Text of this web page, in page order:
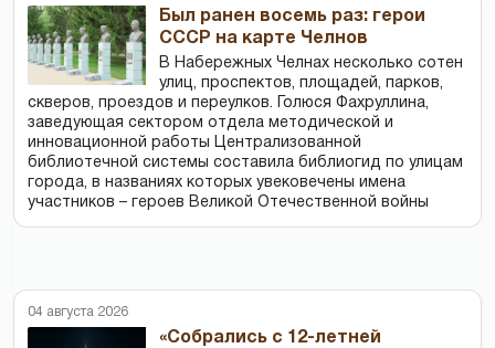
Был ранен восемь раз: герои
СССР на карте Челнов
В Набережных Челнах несколько сотен
улиц, проспектов, площадей, парков,
скверов, проездов и переулков. Голюся Фахруллина,
заведующая сектором отдела методической и
инновационной работы Централизованной
библиотечной системы составила библиогид по улицам
города, в названиях которых увековечены имена
участников – героев Великой Отечественной войны
04 августа 2026
«Собрались с 12-летней